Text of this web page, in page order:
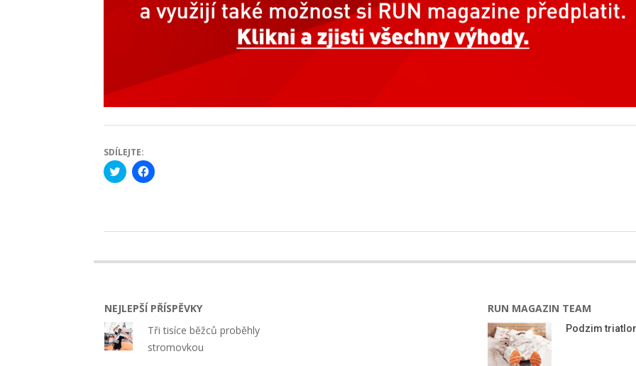
SDÍLEJTE:
Click
to
new
Click
to
new
NEJLEPŠÍ PŘÍSPĚVKY
Tři tisíce běžců proběhly
stromovkou
RUN MAGAZIN TEAM
Podzim